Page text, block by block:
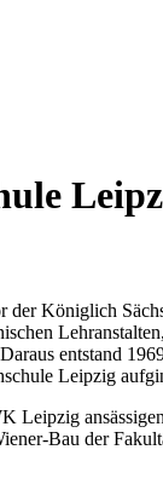
Königlich
entstand
Leipzig
Bau der